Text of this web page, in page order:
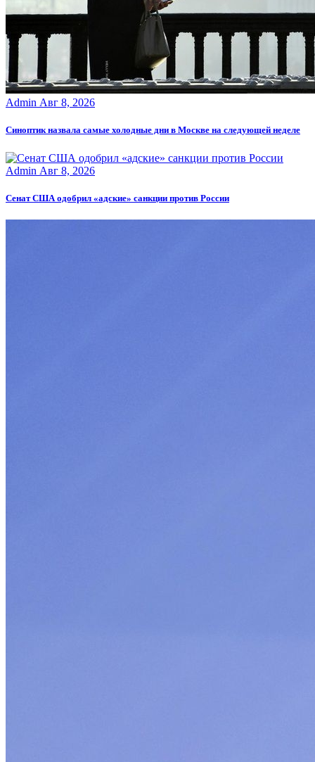
Admin Авг 8, 2026
Синоптик назвала самые холодные дни в Москве на следующей неделе
Admin Авг 8, 2026
Сенат США одобрил «адские» санкции против России